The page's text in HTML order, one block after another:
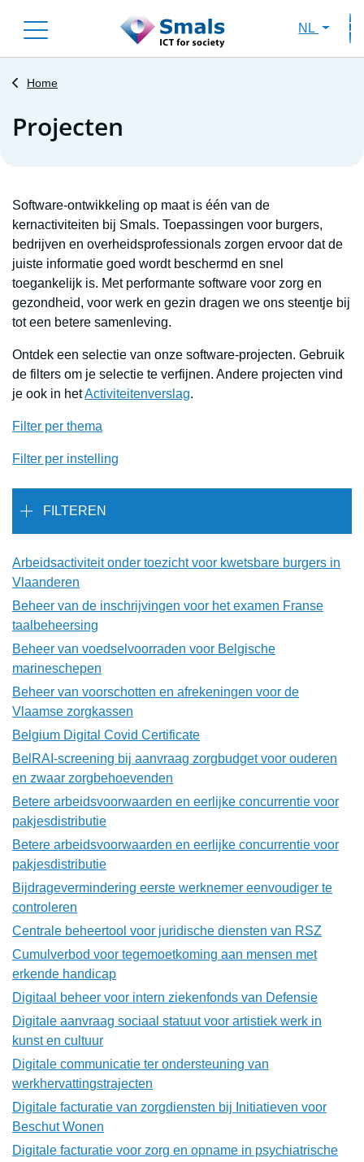
to
main
NL
Home
Projecten
Software-ontwikkeling op maat is één van de
kernactiviteiten bij Smals. Toepassingen voor burgers,
bedrijven en overheidsprofessionals zorgen ervoor dat de
juiste informatie goed wordt beschermd en snel
toegankelijk is. Met performante software voor zorg en
gezondheid, voor werk en gezin dragen we ons steentje bij
tot een betere samenleving.
Ontdek een selectie van onze software-projecten. Gebruik
de filters om je selectie te verfijnen. Andere projecten vind
je ook in hetActiviteitenverslag.
Filter per thema
Filter per instelling
FILTEREN
Arbeidsactiviteit onder toezicht voor kwetsbare burgers in
Vlaanderen
Beheer van de inschrijvingen voor het examen Franse
taalbeheersing
Beheer van voedselvoorraden voor Belgische
marineschepen
Beheer van voorschotten en afrekeningen voor de
Vlaamse zorgkassen
Belgium Digital Covid Certificate
BelRAI-screening bij aanvraag zorgbudget voor ouderen
en zwaar zorgbehoevenden
Betere arbeidsvoorwaarden en eerlijke concurrentie voor
pakjesdistributie
Betere arbeidsvoorwaarden en eerlijke concurrentie voor
pakjesdistributie
Bijdragevermindering eerste werknemer eenvoudiger te
controleren
Centrale beheertool voor juridische diensten van RSZ
Cumulverbod voor tegemoetkoming aan mensen met
erkende handicap
Digitaal beheer voor intern ziekenfonds van Defensie
Digitale aanvraag sociaal statuut voor artistiek werk in
kunst en cultuur
Digitale communicatie ter ondersteuning van
werkhervattingstrajecten
Digitale facturatie van zorgdiensten bij Initiatieven voor
Beschut Wonen
Digitale facturatie voor zorg en opname in psychiatrische